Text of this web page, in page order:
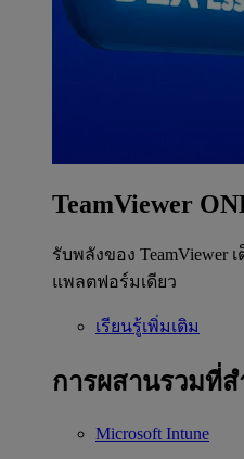
TeamViewer
รับพลังของ TeamViewer
แพลตฟอร์มเดียว
เรียนรู้เพิ่มเติม
การผสานรวมที่
Microsoft Intune